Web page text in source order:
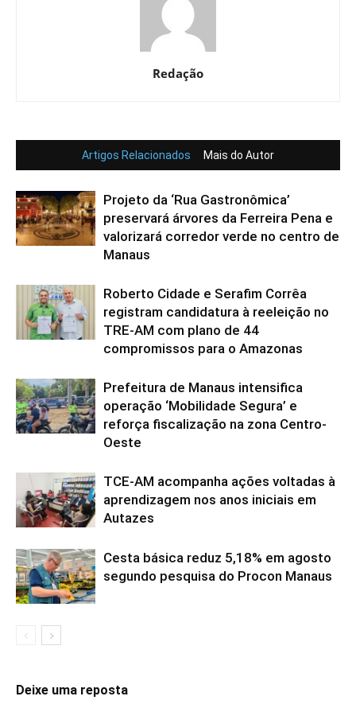
Redação
Artigos Relacionados Mais do Autor
Projeto da ‘Rua Gastronômica’
preservará árvores da Ferreira Pena e
valorizará corredor verde no centro de
Manaus
Roberto Cidade e Serafim Corrêa
registram candidatura à reeleição no
TRE-AM com plano de 44
compromissos para o Amazonas
Prefeitura de Manaus intensifica
operação ‘Mobilidade Segura’ e
reforça fiscalização na zona Centro-
Oeste
TCE-AM acompanha ações voltadas à
aprendizagem nos anos iniciais em
Autazes
Cesta básica reduz 5,18% em agosto
segundo pesquisa do Procon Manaus
Deixe uma reposta